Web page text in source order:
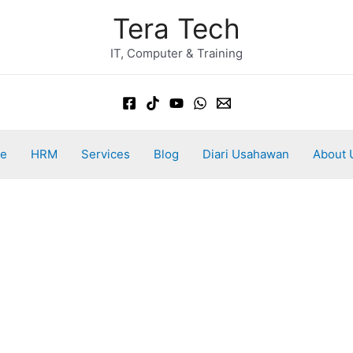
Tera Tech
IT, Computer & Training
HRM Services Blog Diari Usahawan About